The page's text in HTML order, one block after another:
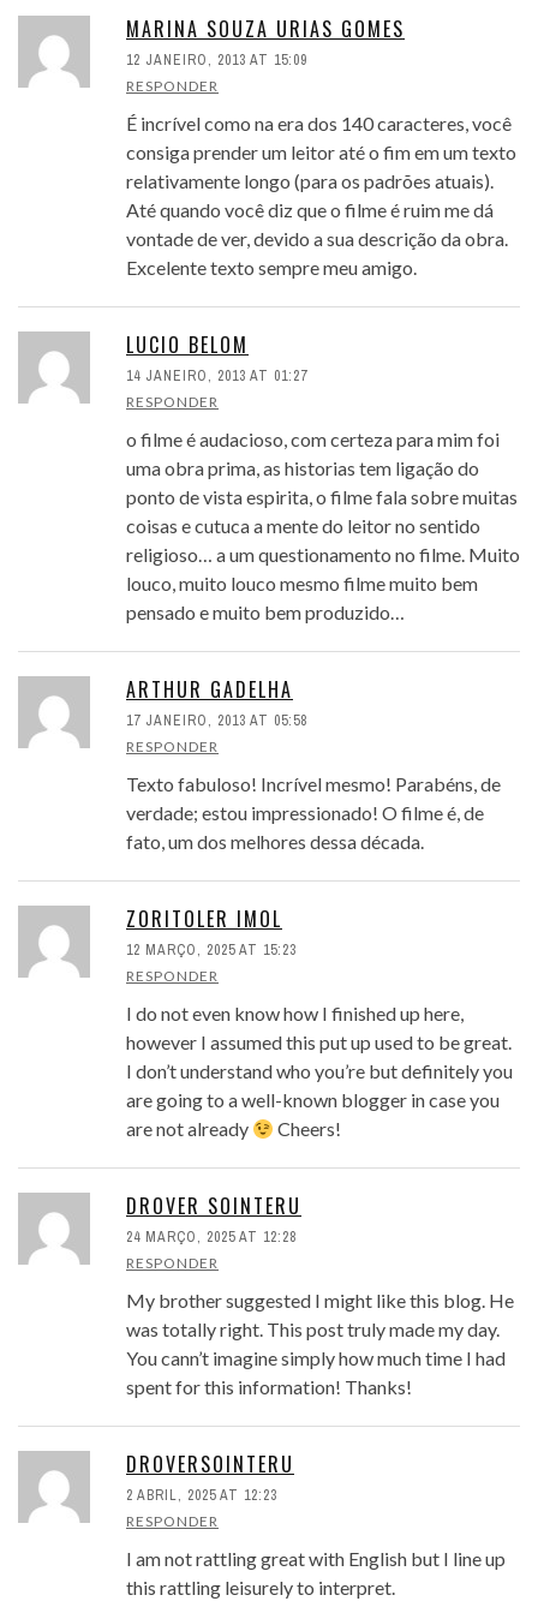
MARINA SOUZA URIAS GOMES
12 JANEIRO, 2013 AT 15:09
RESPONDER
É incrível como na era dos 140 caracteres, você
consiga prender um leitor até o fim em um texto
relativamente longo (para os padrões atuais).
Até quando você diz que o filme é ruim me dá
vontade de ver, devido a sua descrição da obra.
Excelente texto sempre meu amigo.
LUCIO BELOM
14 JANEIRO, 2013 AT 01:27
RESPONDER
o filme é audacioso, com certeza para mim foi
uma obra prima, as historias tem ligação do
ponto de vista espirita, o filme fala sobre muitas
coisas e cutuca a mente do leitor no sentido
religioso… a um questionamento no filme. Muito
louco, muito louco mesmo filme muito bem
pensado e muito bem produzido…
ARTHUR GADELHA
17 JANEIRO, 2013 AT 05:58
RESPONDER
Texto fabuloso! Incrível mesmo! Parabéns, de
verdade; estou impressionado! O filme é, de
fato, um dos melhores dessa década.
ZORITOLER IMOL
12 MARÇO, 2025 AT 15:23
RESPONDER
I do not even know how I finished up here,
however I assumed this put up used to be great.
I don’t understand who you’re but definitely you
are going to a well-known blogger in case you
are not already
Cheers!
DROVER SOINTERU
24 MARÇO, 2025 AT 12:28
RESPONDER
My brother suggested I might like this blog. He
was totally right. This post truly made my day.
You cann’t imagine simply how much time I had
spent for this information! Thanks!
DROVERSOINTERU
2 ABRIL, 2025 AT 12:23
RESPONDER
I am not rattling great with English but I line up
this rattling leisurely to interpret.